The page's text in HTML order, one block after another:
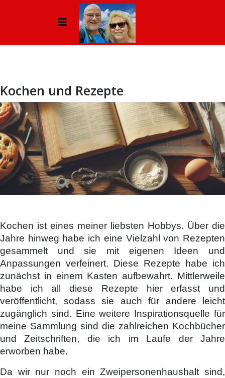
Kochen und Rezepte
Kochen ist eines meiner liebsten Hobbys. Über die
Jahre hinweg habe ich eine Vielzahl von Rezepten
gesammelt und sie mit eigenen Ideen und
Anpassungen verfeinert. Diese Rezepte habe ich
zunächst in einem Kasten aufbewahrt. Mittlerweile
habe ich all diese Rezepte hier erfasst und
veröffentlicht, sodass sie auch für andere leicht
zugänglich sind. Eine weitere Inspirationsquelle für
meine Sammlung sind die zahlreichen Kochbücher
und Zeitschriften, die ich im Laufe der Jahre
erworben habe.
Da wir nur noch ein Zweipersonenhaushalt sind,